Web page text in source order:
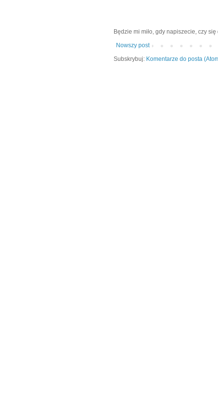
Będzie mi miło, gdy napiszecie, czy
Nowszy post
Subskrybuj: Komentarze do posta